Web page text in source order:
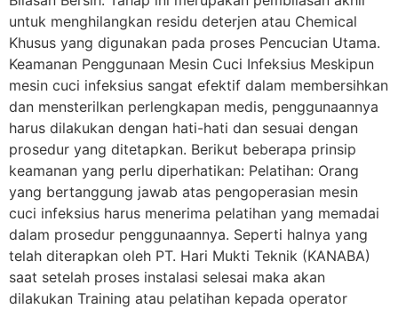
untuk menghilangkan residu deterjen atau Chemical
Khusus yang digunakan pada proses Pencucian Utama.
Keamanan Penggunaan Mesin Cuci Infeksius Meskipun
mesin cuci infeksius sangat efektif dalam membersihkan
dan mensterilkan perlengkapan medis, penggunaannya
harus dilakukan dengan hati-hati dan sesuai dengan
prosedur yang ditetapkan. Berikut beberapa prinsip
keamanan yang perlu diperhatikan: Pelatihan: Orang
yang bertanggung jawab atas pengoperasian mesin
cuci infeksius harus menerima pelatihan yang memadai
dalam prosedur penggunaannya. Seperti halnya yang
telah diterapkan oleh PT. Hari Mukti Teknik (KANABA)
saat setelah proses instalasi selesai maka akan
dilakukan Training atau pelatihan kepada operator